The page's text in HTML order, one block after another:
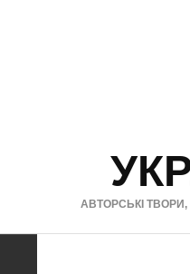
АВТОРСЬКІ ТВОРИ,